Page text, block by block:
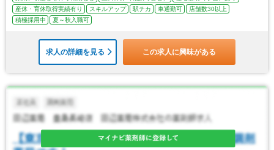
産休・育休取得実績有り
スキルアップ 駅チカ 車通勤可
店舗数30以上
積極採用中
夏～秋入職可
求人の詳細を見る この求人に興味がある